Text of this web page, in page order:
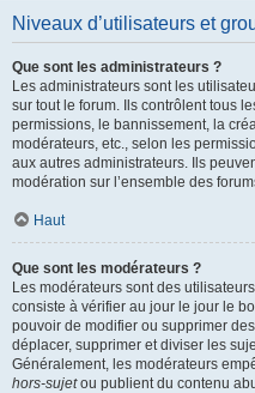
Niveaux d’utilisateurs et
Que sont les administrateurs ?
Les administrateurs sont les
sur tout le forum. Ils contrôlent tous
permissions, le bannissement, la
modérateurs, etc., selon les
aux autres administrateurs. Ils
modération sur l’ensemble des
Haut
Que sont les modérateurs ?
Les modérateurs sont des
consiste à vérifier au jour le jour le
pouvoir de modifier ou supprimer
déplacer, supprimer et diviser les
Généralement, les modérateurs
hors-sujetou publient du contenu